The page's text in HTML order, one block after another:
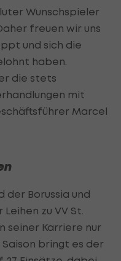
Wunschspieler
freuen wir uns
und sich die
haben.
die stets
mit
Marcel
der Borussia und
zu VV St.
seiner Karriere nur
bringt es der